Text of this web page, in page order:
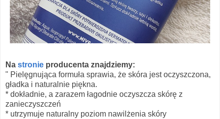
Na stronie producenta znajdziemy:
" Pielęgnująca formuła sprawia, że skóra jest oczyszczona,
gładka i naturalnie piękna.
* dokładnie, a zarazem łagodnie oczyszcza skórę z
zanieczyszczeń
* utrzymuje naturalny poziom nawilżenia skóry